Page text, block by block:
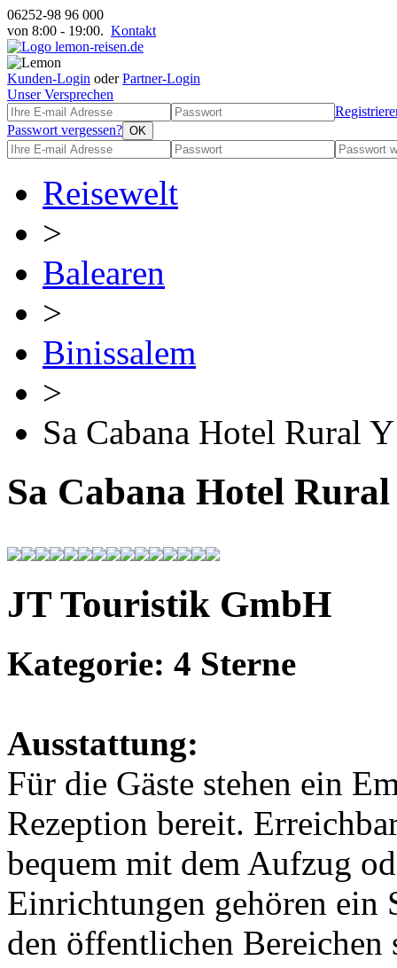
06252-98 96 000
von 8:00 - 19:00. Kontakt
Kunden-Login oderPartner-Login
Unser Versprechen
Passwort vergessen?
Reisewelt
>
Balearen
>
Binissalem
>
Sa Cabana Hotel Rural
Sa Cabana Hotel Rural
JT Touristik GmbH
Kategorie: 4 Sterne
Ausstattung:
Für die Gäste stehen ein
Rezeption bereit.
bequem mit dem Aufzug
Einrichtungen gehören ein
den öffentlichen Bereichen